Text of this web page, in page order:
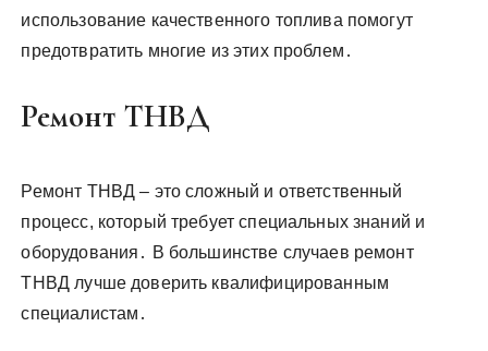
использование качественного топлива помогут
предотвратить многие из этих проблем․
Ремонт ТНВД
Ремонт ТНВД – это сложный и ответственный
процесс, который требует специальных знаний и
оборудования․ В большинстве случаев ремонт
ТНВД лучше доверить квалифицированным
специалистам․